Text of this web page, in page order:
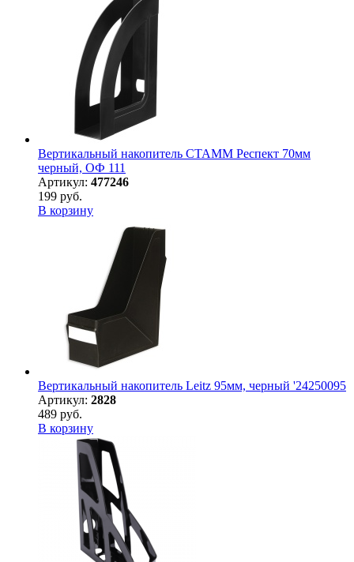
Вертикальный накопитель СТАММ Респект 70мм
черный, ОФ 111
Артикул: 477246
199 руб.
В корзину
Вертикальный накопитель Leitz 95мм, черный '24250095
Артикул: 2828
489 руб.
В корзину